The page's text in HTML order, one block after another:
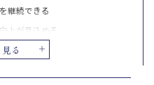
る
継続できる
上が見込める